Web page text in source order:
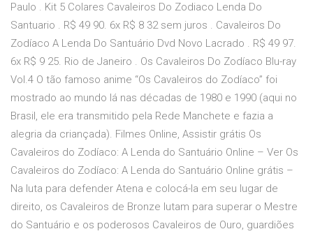
Paulo . Kit 5 Colares Cavaleiros Do Zodiaco Lenda Do
Santuario . R$ 49 90. 6x R$ 8 32 sem juros . Cavaleiros Do
Zodíaco A Lenda Do Santuário Dvd Novo Lacrado . R$ 49 97.
6x R$ 9 25. Rio de Janeiro . Os Cavaleiros Do Zodíaco Blu-ray
Vol.4 O tão famoso anime “Os Cavaleiros do Zodíaco” foi
mostrado ao mundo lá nas décadas de 1980 e 1990 (aqui no
Brasil, ele era transmitido pela Rede Manchete e fazia a
alegria da criançada). Filmes Online, Assistir grátis Os
Cavaleiros do Zodíaco: A Lenda do Santuário Online – Ver Os
Cavaleiros do Zodíaco: A Lenda do Santuário Online grátis –
Na luta para defender Atena e colocá-la em seu lugar de
direito, os Cavaleiros de Bronze lutam para superar o Mestre
do Santuário e os poderosos Cavaleiros de Ouro, guardiões